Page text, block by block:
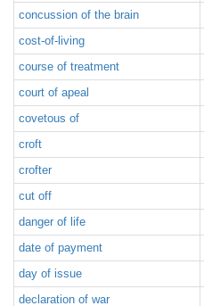
concussion of the brain
cost-of-living
course of treatment
court of apeal
covetous of
croft
crofter
cut off
danger of life
date of payment
day of issue
declaration of war